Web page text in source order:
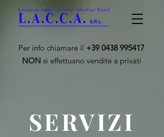
Per info chiamare il +39 0438 995417
NON si effettuano vendite a privati
SERVIZI